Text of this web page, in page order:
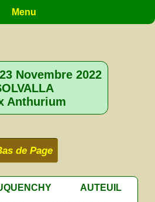
Menu
Novembre 2022
Anthurium
de Page
AUTEUIL